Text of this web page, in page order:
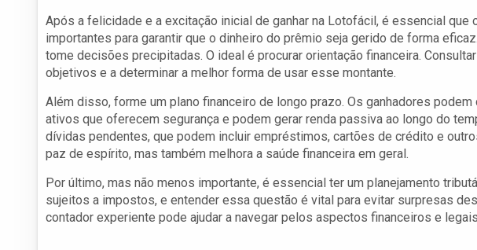
Após a felicidade e a excitação inicial de ganhar na Lotofácil, é essencial que
importantes para garantir que o dinheiro do prêmio seja gerido de forma
tome decisões precipitadas. O ideal é procurar orientação financeira.
objetivos e a determinar a melhor forma de usar esse montante.
Além disso, forme um plano financeiro de longo prazo. Os ganhadores
ativos que oferecem segurança e podem gerar renda passiva ao longo do
dívidas pendentes, que podem incluir empréstimos, cartões de crédito e
paz de espírito, mas também melhora a saúde financeira em geral.
Por último, mas não menos importante, é essencial ter um planejamento
sujeitos a impostos, e entender essa questão é vital para evitar surpresas
contador experiente pode ajudar a navegar pelos aspectos financeiros e